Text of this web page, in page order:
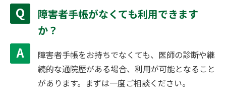
障害者手帳がなくても利用できます
か？
障害者手帳をお持ちでなくても、医師の診断や継
続的な通院歴がある場合、利用が可能となること
があります。まずは一度ご相談ください。